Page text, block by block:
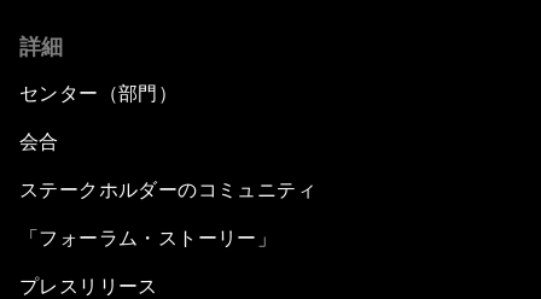
詳細
センター（部門）
会合
ステークホルダーのコミュニティ
「フォーラム・ストーリー」
プレスリリース